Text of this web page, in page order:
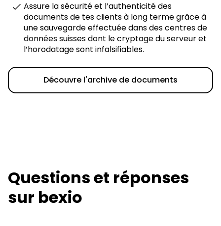
Assure la sécurité et l’authenticité des
documents de tes clients à long terme grâce à
une sauvegarde effectuée dans des centres de
données suisses dont le cryptage du serveur et
l’horodatage sont infalsifiables.
Découvre l'archive de documents
Questions et réponses
sur bexio